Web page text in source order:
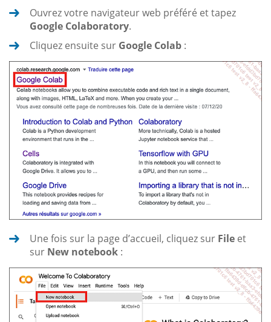
Ouvrez votre navigateur web préféré et tapez
Google Colaboratory.
Cliquez ensuite sur Google Colab :
Une fois sur la page d’accueil, cliquez sur File et
sur New notebook :